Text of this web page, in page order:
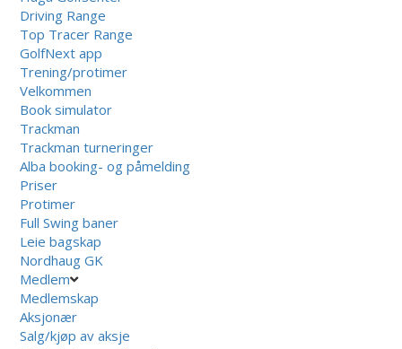
Driving Range
Top Tracer Range
GolfNext app
Trening/protimer
Velkommen
Book simulator
Trackman
Trackman turneringer
Alba booking- og påmelding
Priser
Protimer
Full Swing baner
Leie bagskap
Nordhaug GK
Medlem
Medlemskap
Aksjonær
Salg/kjøp av aksje